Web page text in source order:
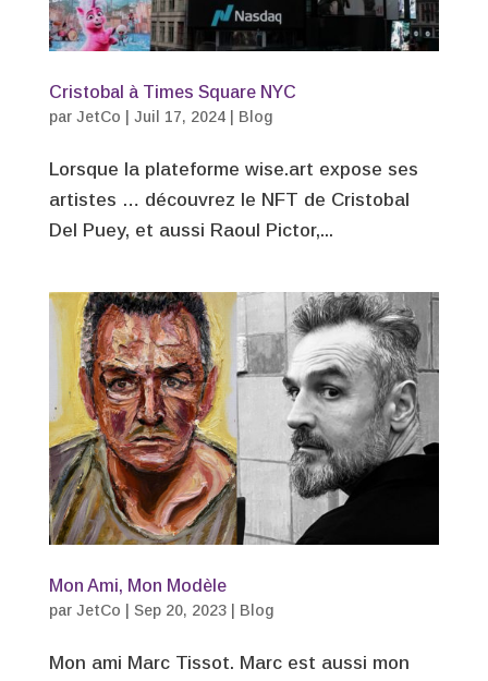
Cristobal à Times Square NYC
par JetCo Juil 17, 2024| Blog
Lorsque la plateforme wise.art expose ses
artistes … découvrez le NFT de Cristobal
Del Puey, et aussi Raoul Pictor,...
Mon Ami, Mon Modèle
par JetCo Sep 20, 2023| Blog
Mon ami Marc Tissot. Marc est aussi mon